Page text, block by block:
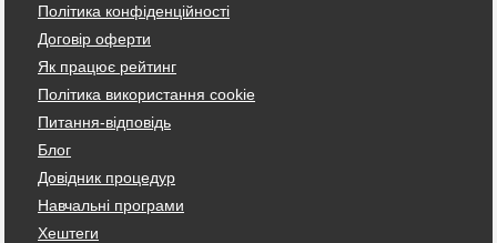
Політика конфіденційності
Договір оферти
Як працює рейтинг
Політика використання cookie
Питання-відповідь
Блог
Довідник процедур
Навчальні програми
Хештеги